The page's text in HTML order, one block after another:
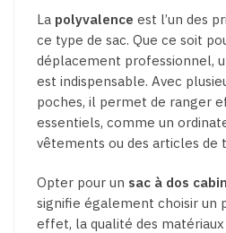
La polyvalence est l’un des
ce type de sac. Que ce soit
déplacement professionnel,
est indispensable. Avec
poches, il permet de ranger
essentiels, comme un
vêtements ou des articles de
Opter pour un sac à dos
signifie également choisir un
effet, la qualité des matériaux